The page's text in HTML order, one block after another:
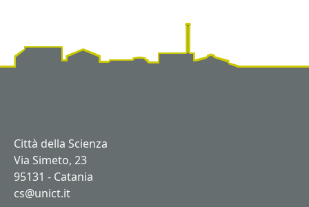
Città della Scienza
Via Simeto, 23
95131 - Catania
cs@unict.it